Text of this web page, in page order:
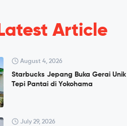
Latest Article
August 4, 2026
Starbucks Jepang Buka Gerai Unik
Tepi Pantai di Yokohama
July 29, 2026